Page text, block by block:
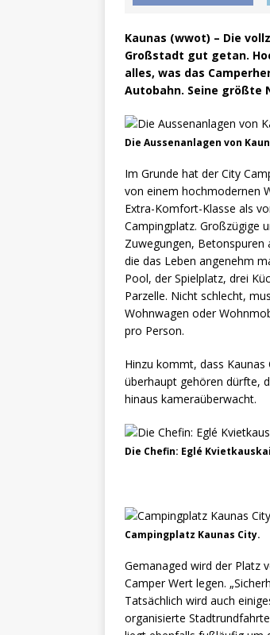
Kaunas (wwot) – Die
Großstadt gut getan.
alles, was das
Autobahn. Seine größte
Die Aussenanlagen von
Im Grunde hat der City
von einem hochmodernen
Extra-Komfort-Klasse als
Campingplatz. Großzügige
Zuwegungen, Betonspuren
die das Leben angenehm
Pool, der Spielplatz, drei
Parzelle. Nicht schlecht,
Wohnwagen oder
pro Person.
Hinzu kommt, dass
überhaupt gehören dürfte,
hinaus kameraüberwacht.
Die Chefin: Eglé
Campingplatz Kaunas City.
Gemanaged wird der Platz
Camper Wert legen.
Tatsächlich wird auch
organisierte